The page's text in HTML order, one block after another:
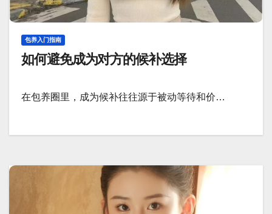
包养入门指南
如何避免成为对方的候补选择
在包养圈里，成为候补往往源于被动等待和价…